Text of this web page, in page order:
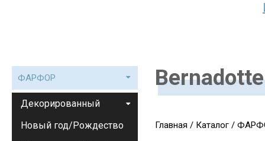
Bernadotte
Главная / Каталог /
ФАРФОР
Декорированный
Новый год/Рождество